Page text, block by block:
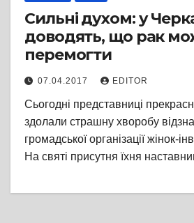
Сильні духом: у
доводять, що рак
перемогти
07.04.2017 EDITOR
Сьогодні представниці
здолали страшну хворобу
громадської організації жінок-
На святі присутня їхня